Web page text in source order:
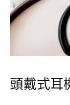
頭戴式耳